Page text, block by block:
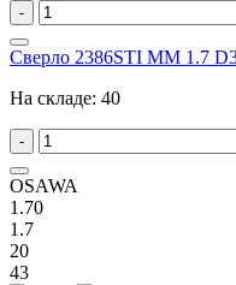
-
Сверло 2386STI MM 1.7
На складе: 40
-
OSAWA
1.70
1.7
20
43